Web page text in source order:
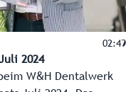
02:49
2024
W&H Dentalwerk